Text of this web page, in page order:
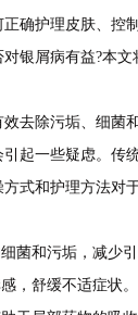
确护理皮肤、控
银屑病有益?本文
除污垢、细菌
起一些疑虑。传
式和护理方法对
和污垢，减少引
舒缓不适症状。